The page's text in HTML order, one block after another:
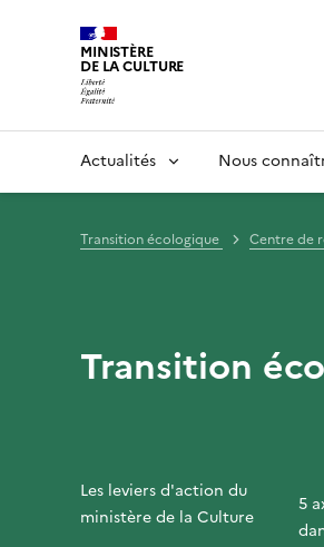
MINISTÈRE
DE LA CULTURE
Actualités Nous
Transition écologique Centre de
Transition
Les leviers d'action du
ministère de la Culture
5